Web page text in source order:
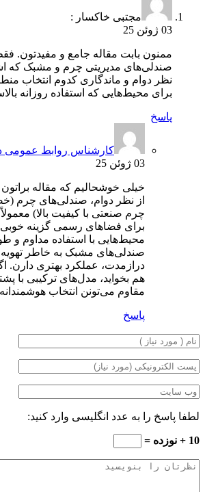
مجتبی خاکسار :
03 ژوئن 25
ممنون بابت مقاله جامع و مفیدتون.
صندلی‌های مدیریتی چرم و مشبک که
نظر دوام و ماندگاری کدوم انتخاب
برای محیط‌هایی که استفاده روزانه
پاسخ
کارشناس روابط عمومی
03 ژوئن 25
خیلی خوشحالیم که مقاله
از نظر دوام، صندلی‌های چرم
چرم صنعتی با کیفیت بالا)
برای فضاهای رسمی گزینه
محیط‌هایی با استفاده مداوم و
صندلی‌های مشبک به خاطر تهویه
درازمدت، عملکرد بهتری دارن.
هم بخواید، مدل‌های ترکیبی با
مقاوم می‌تونن انتخاب
پاسخ
لطفا پاسخ را به عدد انگلیسی وارد کنید:
10 + نوزده =